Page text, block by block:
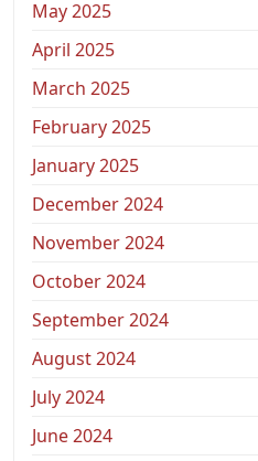
May 2025
April 2025
March 2025
February 2025
January 2025
December 2024
November 2024
October 2024
September 2024
August 2024
July 2024
June 2024